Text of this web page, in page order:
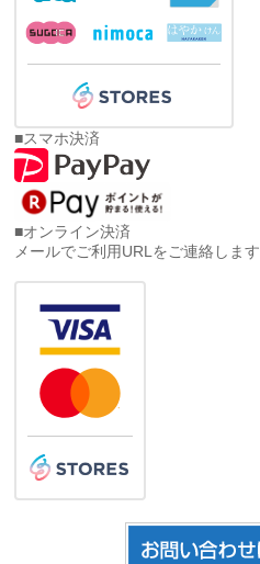
■スマホ決済
■オンライン決済
メールでご利用URLをご連絡します